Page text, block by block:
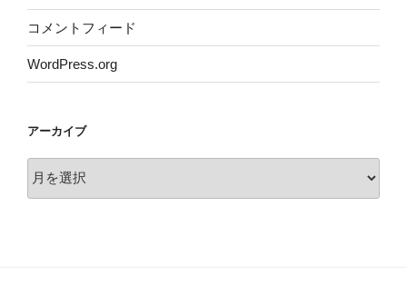
コメントフィード
WordPress.org
アーカイブ
ー